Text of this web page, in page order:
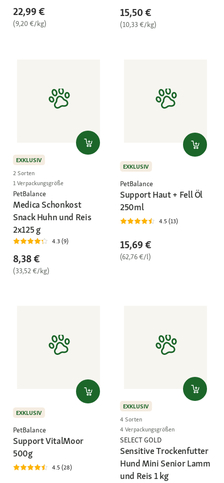
22,99 €
(9,20 €/kg)
15,50 €
(10,33 €/kg)
EXKLUSIV
2 Sorten
1 Verpackungsgröße
PetBalance
Medica Schonkost
Snack Huhn und Reis
2x125 g
4.3 (9)
8,38 €
(33,52 €/kg)
EXKLUSIV
PetBalance
Support Haut + Fell Öl
250ml
4.5 (13)
15,69 €
(62,76 €/l)
EXKLUSIV
PetBalance
Support VitalMoor
500g
4.5 (28)
EXKLUSIV
4 Sorten
4 Verpackungsgrößen
SELECT GOLD
Sensitive Trockenfutter
Hund Mini Senior Lamm
und Reis 1 kg